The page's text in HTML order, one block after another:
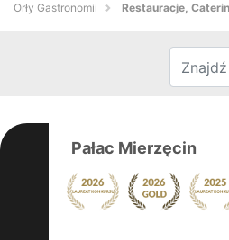
Orły Gastronomii Restauracje,
Pałac Mierzęcin